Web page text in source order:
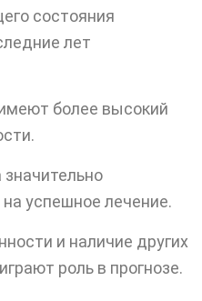
состояния
лет
более высокий
успешное лечение.
и наличие других
роль в прогнозе.